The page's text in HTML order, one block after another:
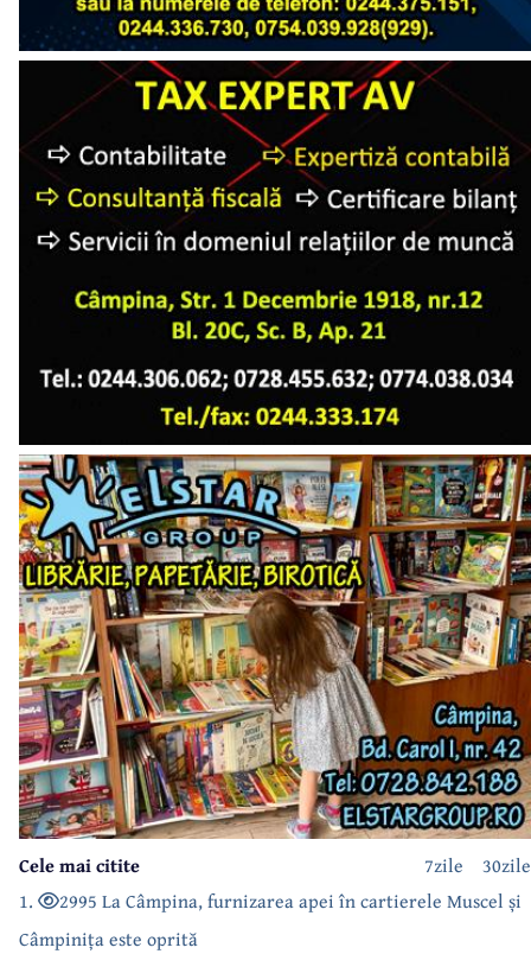
30zile
7zile
Cele mai citite
1.
2995 La Câmpina, furnizarea apei în cartierele Muscel și
Câmpinița este oprită